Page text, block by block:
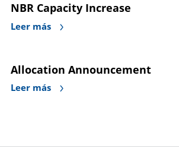
NBR Capacity Increase
Leer más
Allocation Announcement
Leer más